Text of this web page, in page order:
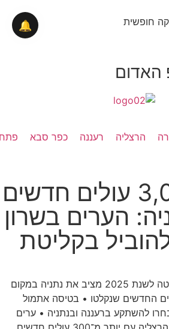
חופשית
האדום
הרצליה רעננה כפר סבא
כמעט 3,000 עולים חדשים
הערים בשרון
בקליטת
דו"ח משרד העלייה והקליטה לשנת 2025 מציב את נתניה במקום
החדשים שנקלטו • בטיסה אתמול
להשתקע ברעננה ובנתניה • ערים
🔔